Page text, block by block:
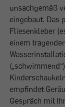
unsachgemäß
eingebaut. Das
Fliesenkleber (es
einem tragenden
(„schwimmend“)
Kinderschaukeln
empfindet
Gespräch mit